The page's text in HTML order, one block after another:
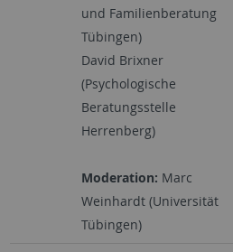
und Familienberatung
Tübingen)
David Brixner
(Psychologische
Beratungsstelle
Herrenberg)
Moderation: Marc
Weinhardt (Universität
Tübingen)